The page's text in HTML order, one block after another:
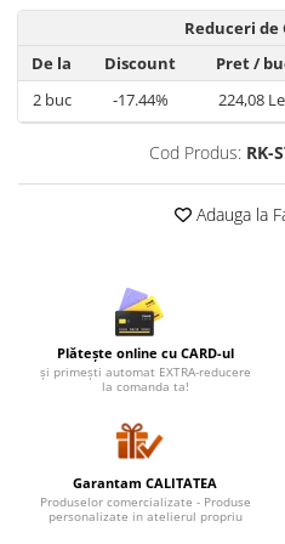
Lenjerii de pat pentru copii
Fashion
Pijamale de CRACIUN
Halate si pijamale Family
Seturi elegante femei
Pijamale de copii
Pijamale BIG SIZE femei
Cadouri ocazii speciale
Tricouri de craciun
Reduceri
De la
Discount Pret/
2buc -17.44% 224,08
Cod Produs: RK-
Adauga la
Plătește online cu CARD-ul
și primești automat EXTRA-reducere
la comanda ta!
Garantam CALITATEA
Produselor comercializate - Produse
personalizate in atelierul propriu